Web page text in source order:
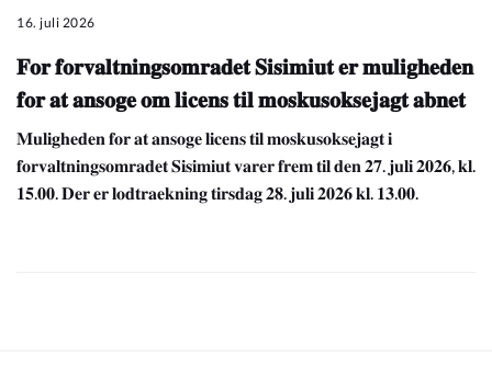
16. juli 2026
𝐅𝐨𝐫 𝐟𝐨𝐫𝐯𝐚𝐥𝐭𝐧𝐢𝐧𝐠𝐬𝐨𝐦𝐫𝐚𝐝𝐞𝐭 𝐒𝐢𝐬𝐢𝐦𝐢𝐮𝐭 𝐞𝐫 𝐦𝐮𝐥𝐢𝐠𝐡𝐞𝐝𝐞𝐧
𝐟𝐨𝐫 𝐚𝐭 𝐚𝐧𝐬𝐨𝐠𝐞 𝐨𝐦 𝐥𝐢𝐜𝐞𝐧𝐬 𝐭𝐢𝐥 𝐦𝐨𝐬𝐤𝐮𝐬𝐨𝐤𝐬𝐞𝐣𝐚𝐠𝐭 𝐚𝐛𝐧𝐞𝐭
𝐌𝐮𝐥𝐢𝐠𝐡𝐞𝐝𝐞𝐧 𝐟𝐨𝐫 𝐚𝐭 𝐚𝐧𝐬𝐨𝐠𝐞 𝐥𝐢𝐜𝐞𝐧𝐬 𝐭𝐢𝐥 𝐦𝐨𝐬𝐤𝐮𝐬𝐨𝐤𝐬𝐞𝐣𝐚𝐠𝐭 𝐢
𝐟𝐨𝐫𝐯𝐚𝐥𝐭𝐧𝐢𝐧𝐠𝐬𝐨𝐦𝐫𝐚𝐝𝐞𝐭 𝐒𝐢𝐬𝐢𝐦𝐢𝐮𝐭 𝐯𝐚𝐫𝐞𝐫 𝐟𝐫𝐞𝐦 𝐭𝐢𝐥 𝐝𝐞𝐧 𝟐𝟕. 𝐣𝐮𝐥𝐢 𝟐𝟎𝟐𝟔, 𝐤𝐥.
𝟏𝟓.𝟎𝟎. 𝐃𝐞𝐫 𝐞𝐫 𝐥𝐨𝐝𝐭𝐫𝐚𝐞𝐤𝐧𝐢𝐧𝐠 𝐭𝐢𝐫𝐬𝐝𝐚𝐠 𝟐𝟖. 𝐣𝐮𝐥𝐢 𝟐𝟎𝟐𝟔 𝐤𝐥. 𝟏𝟑.𝟎𝟎.